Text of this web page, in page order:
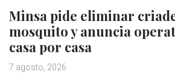
Minsa pide eliminar
mosquito y anuncia
casa por casa
7 agosto, 2026